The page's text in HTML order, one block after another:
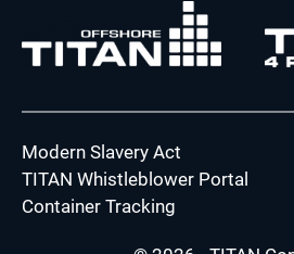
Modern Slavery Act
TITAN Whistleblower Portal
Container Tracking